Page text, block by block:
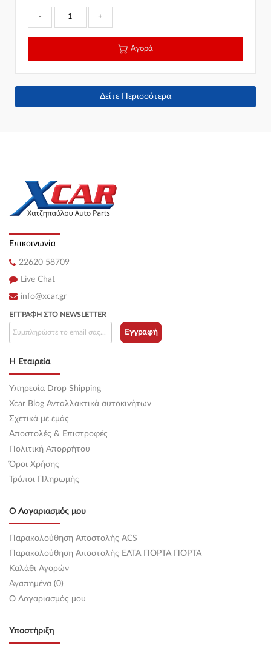
- +
Αγορά
Δείτε Περισσότερα
Επικοινωνία
22620 58709
Live Chat
info@xcar.gr
Η Εταιρεία
Υπηρεσία Drop Shipping
Xcar Blog Ανταλλακτικά αυτοκινήτων
Σχετικά με εμάς
Αποστολές & Επιστροφές
Πολιτική Απορρήτου
Όροι Χρήσης
Τρόποι Πληρωμής
Ο Λογαριασμός μου
Παρακολούθηση Αποστολής ACS
Παρακολούθηση Αποστολής ΕΛΤΑ ΠΟΡΤΑ ΠΟΡΤΑ
Καλάθι Αγορών
Αγαπημένα (0)
O Λογαριασμός μου
Υποστήριξη
ΕΓΓΡΑΦΉ ΣΤΟ NEWSLETTER
Εγγραφή